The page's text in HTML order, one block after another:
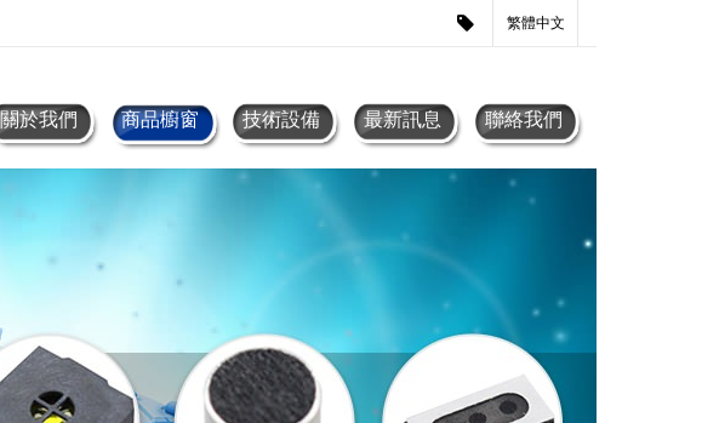
繁體中文
關於我們 商品櫥窗 技術設備 最新訊息 聯絡我們